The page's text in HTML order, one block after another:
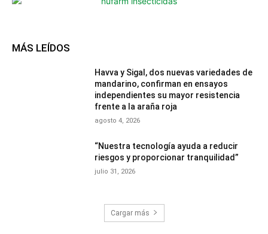
MÁS LEÍDOS
Havva y Sigal, dos nuevas variedades de
mandarino, confirman en ensayos
independientes su mayor resistencia
frente a la araña roja
agosto 4, 2026
“Nuestra tecnología ayuda a reducir
riesgos y proporcionar tranquilidad”
julio 31, 2026
Cargar más